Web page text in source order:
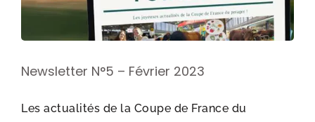
Newsletter N°5 – Février 2023
Les actualités de la Coupe de France du